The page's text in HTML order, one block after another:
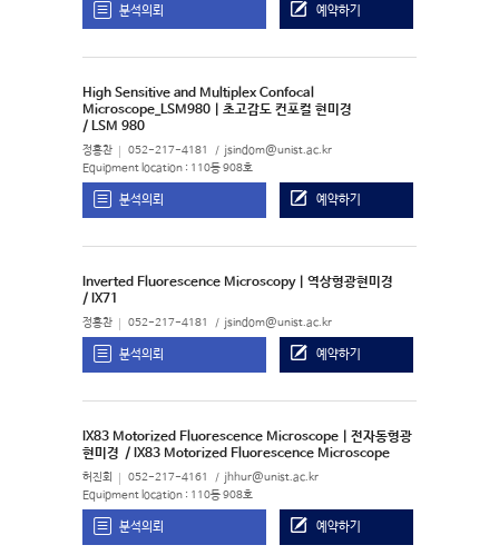
분석의뢰 예약하기
High Sensitive and Multiplex Confocal
Microscope_LSM980 | 초고감도 컨포컬 현미경
/ LSM 980
정홍찬 052-217-4181 jsindom@unist.ac.kr
Equipment location : 110동 908호
분석의뢰 예약하기
Inverted Fluorescence Microscopy | 역상형광현미경
/ IX71
정홍찬 052-217-4181 jsindom@unist.ac.kr
분석의뢰 예약하기
IX83 Motorized Fluorescence Microscope | 전자동형광
현미경 / IX83 Motorized Fluorescence Microscope
허진회 052-217-4161 jhhur@unist.ac.kr
Equipment location : 110동 908호
분석의뢰 예약하기